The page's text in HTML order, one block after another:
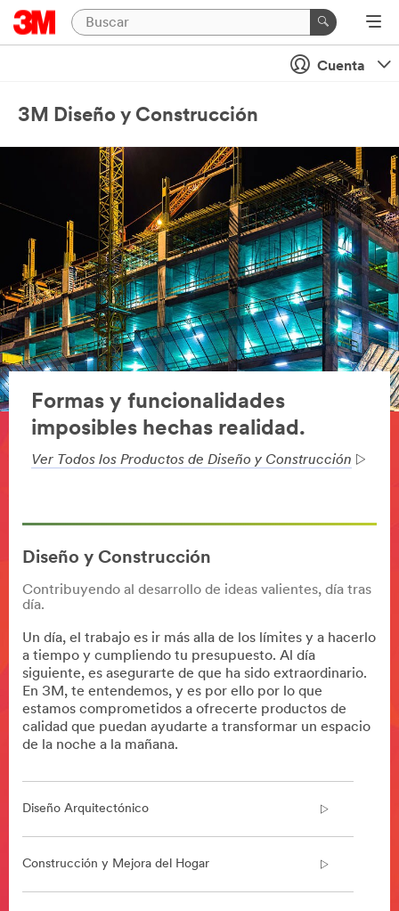
Cuenta
3M Diseño y Construcción
Formas y funcionalidades
imposibles hechas realidad.
Ver Todos los Productos de Diseño y Construcción
Diseño y Construcción
Contribuyendo al desarrollo de ideas valientes, día tras
día.
Un día, el trabajo es ir más alla de los límites y a hacerlo
a tiempo y cumpliendo tu presupuesto. Al día
siguiente, es asegurarte de que ha sido extraordinario.
En 3M, te entendemos, y es por ello por lo que
estamos comprometidos a ofrecerte productos de
calidad que puedan ayudarte a transformar un espacio
de la noche a la mañana.
Diseño Arquitectónico
Construcción y Mejora del Hogar